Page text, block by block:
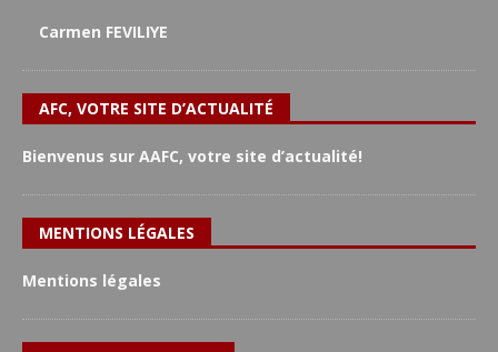
Carmen FEVILIYE
AFC, VOTRE SITE D’ACTUALITÉ
Bienvenus sur AAFC, votre site d’actualité!
MENTIONS LÉGALES
Mentions légales